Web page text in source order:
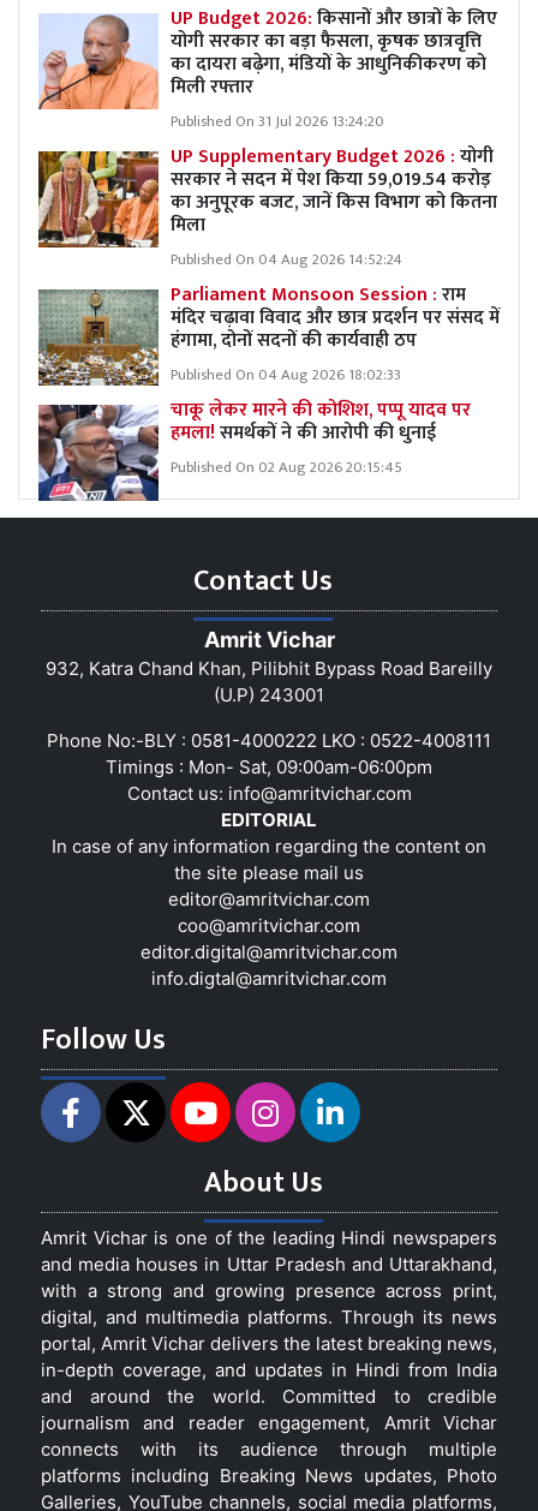
UP Budget 2026:किसानों और छात्रों के लिए
योगी सरकार का बड़ा फैसला, कृषक छात्रवृत्ति
का दायरा बढ़ेगा, मंडियों के आधुनिकीकरण को
मिली रफ्तार
Published On 31 Jul 2026 13:24:20
UP Supplementary Budget 2026 :योगी
सरकार ने सदन में पेश किया 59,019.54 करोड़
का अनुपूरक बजट, जानें किस विभाग को कितना
मिला
Published On 04 Aug 2026 14:52:24
Parliament Monsoon Session :राम
मंदिर चढ़ावा विवाद और छात्र प्रदर्शन पर संसद में
हंगामा, दोनों सदनों की कार्यवाही ठप
Published On 04 Aug 2026 18:02:33
चाकू लेकर मारने की कोशिश, पप्पू यादव पर
हमला!समर्थकों ने की आरोपी की धुनाई
Published On 02 Aug 2026 20:15:45
Contact Us
Amrit Vichar
932, Katra Chand Khan, Pilibhit Bypass Road Bareilly
(U.P) 243001
Phone No:-BLY : 0581-4000222 LKO : 0522-4008111
Timings : Mon- Sat, 09:00am-06:00pm
Contact us: info@amritvichar.com
EDITORIAL
In case of any information regarding the content on
the site please mail us
editor@amritvichar.com
coo@amritvichar.com
editor.digital@amritvichar.com
info.digtal@amritvichar.com
Follow Us
About Us
Amrit Vichar is one of the leading Hindi newspapers
and media houses in Uttar Pradesh and Uttarakhand,
with a strong and growing presence across print,
digital, and multimedia platforms. Through its news
portal, Amrit Vichar delivers the latest breaking news,
in-depth coverage, and updates in Hindi from India
and around the world. Committed to credible
journalism and reader engagement, Amrit Vichar
connects with its audience through multiple
platforms including Breaking News updates, Photo
Galleries, YouTube channels, social media platforms,